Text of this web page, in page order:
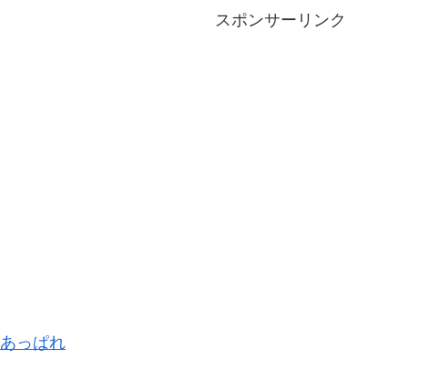
スポンサーリンク
あっぱれ